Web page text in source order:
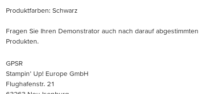
Produktfarben: Schwarz
Fragen Sie Ihren Demonstrator auch nach darauf abgestimmten
Produkten.
GPSR
Stampin’ Up! Europe GmbH
Flughafenstr. 21